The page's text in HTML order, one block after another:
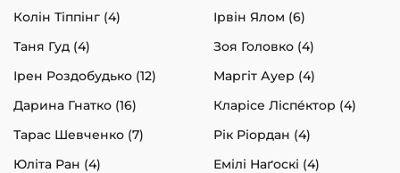
Колін Тіппінг (4)
Ірвін Ялом (6)
Таня Гуд (4)
Зоя Головко (4)
Ірен Роздобудько (12)
Маргіт Ауер (4)
Дарина Гнатко (16)
Кларісе Ліспéктор (4)
Тарас Шевченко (7)
Рік Ріордан (4)
Юліта Ран (4)
Емілі Наґоскі (4)